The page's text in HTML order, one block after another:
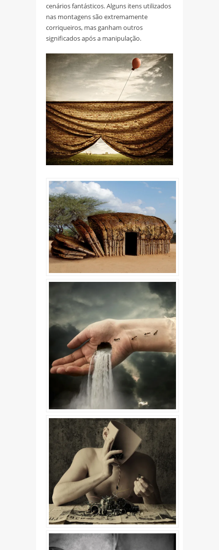
cenários fantásticos. Alguns itens utilizados
nas montagens são extremamente
corriqueiros, mas ganham outros
significados após a manipulação.